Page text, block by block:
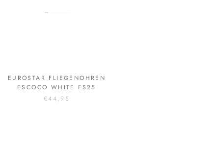
ESCOCO WHITE FS25